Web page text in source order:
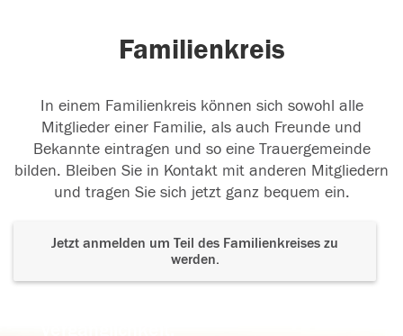
Familienkreis
In einem Familienkreis können sich sowohl alle
Mitglieder einer Familie, als auch Freunde und
Bekannte eintragen und so eine Trauergemeinde
bilden. Bleiben Sie in Kontakt mit anderen Mitgliedern
und tragen Sie sich jetzt ganz bequem ein.
Jetzt anmelden um Teil des Familienkreises zu
werden.